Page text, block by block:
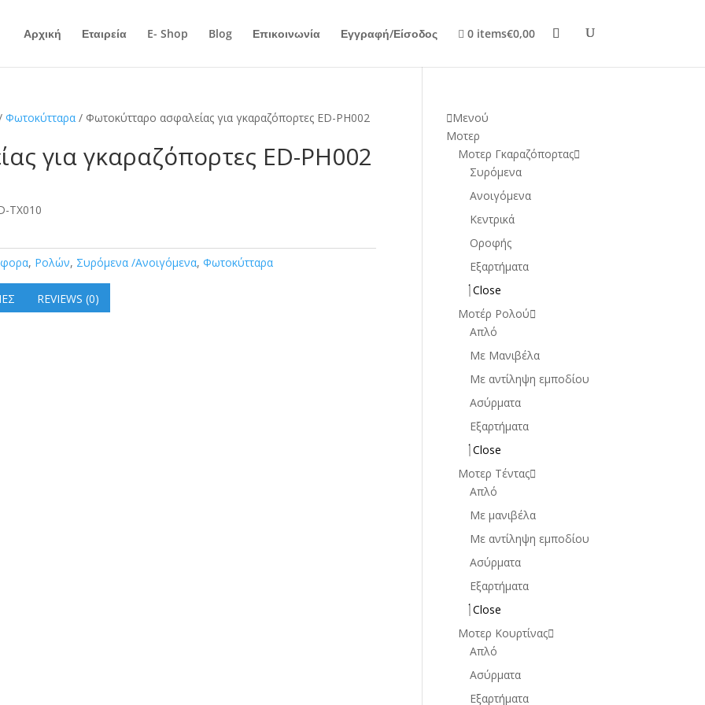
Αρχική Εταιρεία E- Shop Blog Επικοινωνία Εγγραφή/Είσοδος 0 items€0,00
Φωτοκύτταρα / Φωτοκύτταρο ασφαλείας για γκαραζόπορτες ED-PH002
για γκαραζόπορτες ED-PH002
TX010
, Ρολών, Συρόμενα /Ανοιγόμενα,Φωτοκύτταρα
REVIEWS (0)
Μενού
Μοτερ
Μοτερ Γκαραζόπορτας
Συρόμενα
Ανοιγόμενα
Κεντρικά
Οροφής
Εξαρτήματα
Close
Μοτέρ Ρολού
Απλό
Mε Μανιβέλα
Με αντίληψη εμποδίου
Ασύρματα
Εξαρτήματα
Close
Μοτερ Τέντας
Απλό
Με μανιβέλα
Με αντίληψη εμποδίου
Ασύρματα
Εξαρτήματα
Close
Μοτερ Κουρτίνας
Απλό
Ασύρματα
Εξαρτήματα